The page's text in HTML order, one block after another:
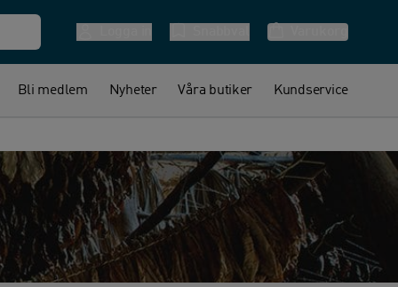
Bli medlem Nyheter Våra butiker Kundservice